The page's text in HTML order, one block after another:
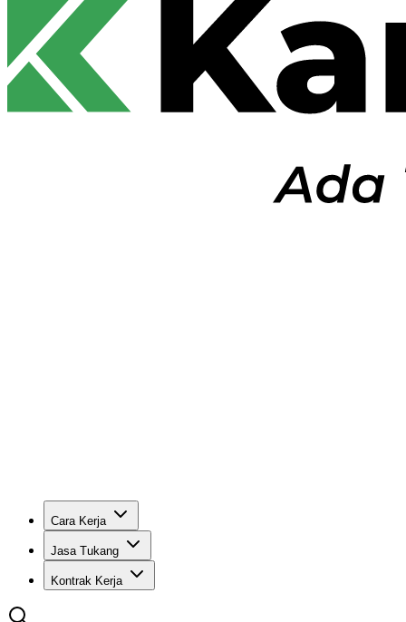
Cara Kerja
Jasa Tukang
Kontrak Kerja